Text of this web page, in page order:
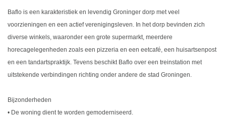
Baflo is een karakteristiek en levendig Groninger dorp met veel
voorzieningen en een actief verenigingsleven. In het dorp bevinden zich
diverse winkels, waaronder een grote supermarkt, meerdere
horecagelegenheden zoals een pizzeria en een eetcafé, een huisartsenpost
en een tandartspraktijk. Tevens beschikt Baflo over een treinstation met
uitstekende verbindingen richting onder andere de stad Groningen.
Bijzonderheden
• De woning dient te worden gemoderniseerd.